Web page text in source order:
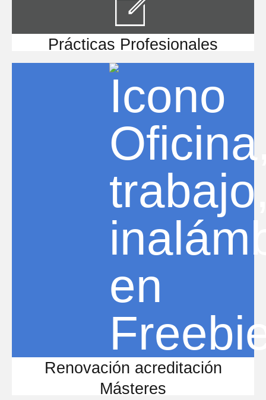
Prácticas Profesionales
Renovación acreditación
Másteres